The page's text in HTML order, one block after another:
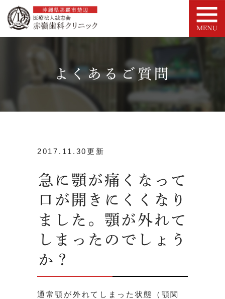
よくあるご質問
2017.11.30更新
急に顎が痛くなって
口が開きにくくなり
ました。顎が外れて
しまったのでしょう
か？
通常顎が外れてしまった状態（顎関